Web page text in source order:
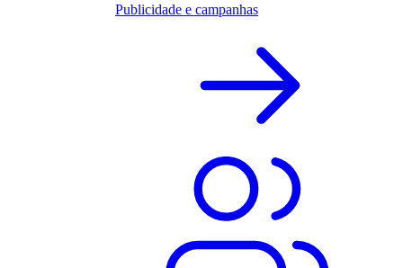
Publicidade e campanhas